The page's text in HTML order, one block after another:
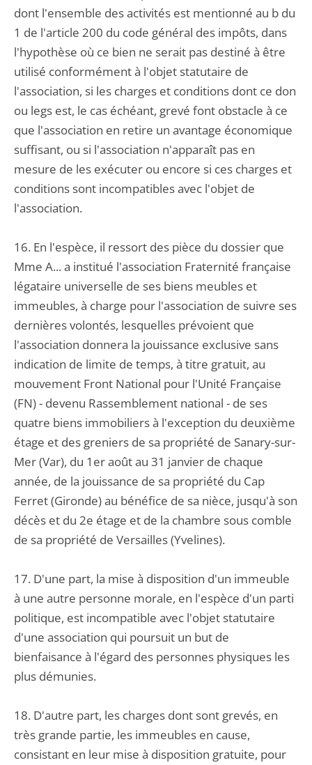
dont l'ensemble des activités est mentionné au b du
1 de l'article 200 du code général des impôts, dans
l'hypothèse où ce bien ne serait pas destiné à être
utilisé conformément à l'objet statutaire de
l'association, si les charges et conditions dont ce don
ou legs est, le cas échéant, grevé font obstacle à ce
que l'association en retire un avantage économique
suffisant, ou si l'association n'apparaît pas en
mesure de les exécuter ou encore si ces charges et
conditions sont incompatibles avec l'objet de
l'association.
16. En l'espèce, il ressort des pièce du dossier que
Mme A... a institué l'association Fraternité française
légataire universelle de ses biens meubles et
immeubles, à charge pour l'association de suivre ses
dernières volontés, lesquelles prévoient que
l'association donnera la jouissance exclusive sans
indication de limite de temps, à titre gratuit, au
mouvement Front National pour l'Unité Française
(FN) - devenu Rassemblement national - de ses
quatre biens immobiliers à l'exception du deuxième
étage et des greniers de sa propriété de Sanary-sur-
Mer (Var), du 1er août au 31 janvier de chaque
année, de la jouissance de sa propriété du Cap
Ferret (Gironde) au bénéfice de sa nièce, jusqu'à son
décès et du 2e étage et de la chambre sous comble
de sa propriété de Versailles (Yvelines).
17. D'une part, la mise à disposition d'un immeuble
à une autre personne morale, en l'espèce d'un parti
politique, est incompatible avec l'objet statutaire
d'une association qui poursuit un but de
bienfaisance à l'égard des personnes physiques les
plus démunies.
18. D'autre part, les charges dont sont grevés, en
très grande partie, les immeubles en cause,
consistant en leur mise à disposition gratuite, pour